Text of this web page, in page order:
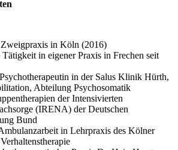
Zweigpraxis in Köln (2016)
Tätigkeit in eigener Praxis in Frechen seit
in der Salus Klinik Hürth,
Abteilung Psychosomatik
der Intensivierten
(IRENA) der Deutschen
Bund
in Lehrpraxis des Kölner
Verhaltenstherapie